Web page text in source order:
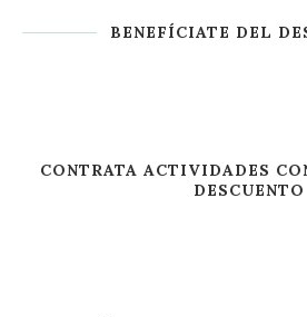
BENEFÍCIATE DEL
CONTRATA ACTIVIDADES
DESCUENTO